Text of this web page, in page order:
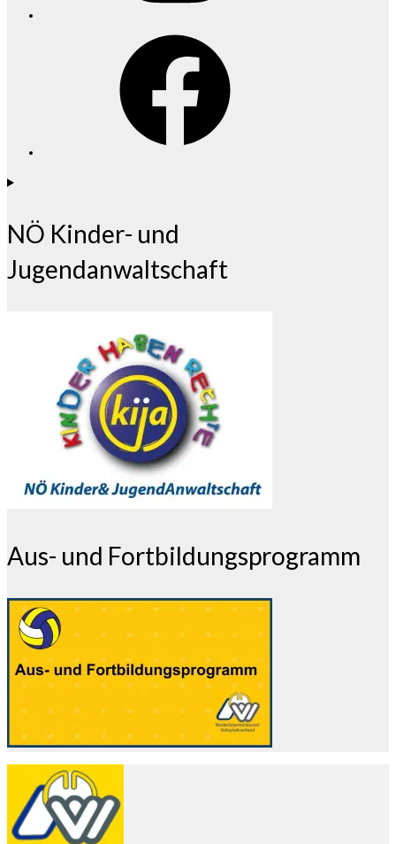
NÖ Kinder- und
Jugendanwaltschaft
Aus- und Fortbildungsprogramm